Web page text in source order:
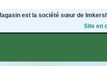
est la société sœur de
Site en